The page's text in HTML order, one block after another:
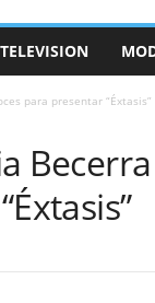
TELEVISION
para presentar “Éxtasis”